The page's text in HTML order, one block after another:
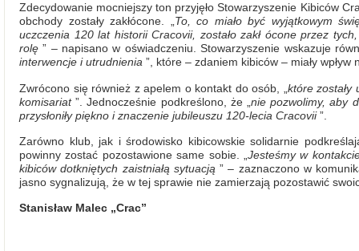
Zdecydowanie mocniejszy ton przyjęło Stowarzyszenie Kibiców
obchody zostały zakłócone. „To, co miało być wyjątkowym
uczczenia 120 lat historii Cracovii, zostało zakł ócone przez
rolę ” – napisano w oświadczeniu. Stowarzyszenie wskazuje
interwencje i utrudnienia ”, które – zdaniem kibiców – miały
Zwrócono się również z apelem o kontakt do osób, „ które zostały
komisariat”. Jednocześnie podkreślono, że „ nie pozwolimy, aby
przysłoniły piękno i znaczenie jubileuszu 120-lecia Cracovii”.
Zarówno klub, jak i środowisko kibicowskie solidarnie
powinny zostać pozostawione same sobie. „ Jesteśmy w
kibiców dotkniętych zaistniałą sytuacją ” – zaznaczono w
jasno sygnalizują, że w tej sprawie nie zamierzają pozostawić
Stanisław Malec „Crac”